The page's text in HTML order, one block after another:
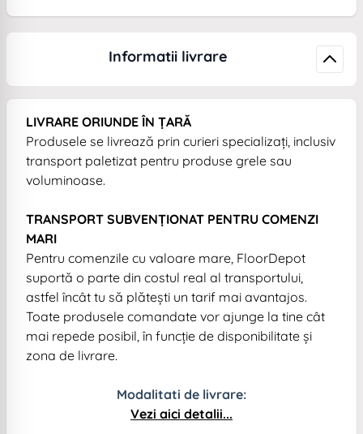
Informatii livrare
LIVRARE ORIUNDE ÎN ȚARĂ
Produsele se livrează prin curieri specializați, inclusiv
transport paletizat pentru produse grele sau
voluminoase.
TRANSPORT SUBVENȚIONAT PENTRU COMENZI
MARI
Pentru comenzile cu valoare mare, FloorDepot
suportă o parte din costul real al transportului,
astfel încât tu să plătești un tarif mai avantajos.
Toate produsele comandate vor ajunge la tine cât
mai repede posibil, în funcție de disponibilitate și
zona de livrare.
Modalitati de livrare:
Vezi aici detalii...